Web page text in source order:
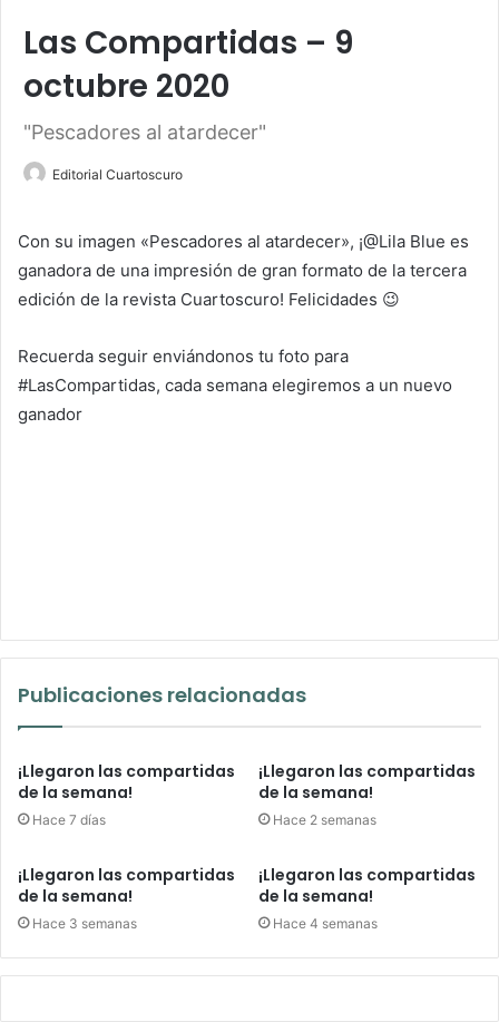
Las Compartidas – 9
octubre 2020
"Pescadores al atardecer"
Editorial Cuartoscuro
Con su imagen «Pescadores al atardecer», ¡@Lila Blue es
ganadora de una impresión de gran formato de la tercera
edición de la revista Cuartoscuro! Felicidades 😉
Recuerda seguir enviándonos tu foto para
#LasCompartidas, cada semana elegiremos a un nuevo
ganador
Publicaciones relacionadas
¡Llegaron las compartidas
de la semana!
Hace 7 días
¡Llegaron las compartidas
de la semana!
Hace 2 semanas
¡Llegaron las compartidas
de la semana!
Hace 3 semanas
¡Llegaron las compartidas
de la semana!
Hace 4 semanas